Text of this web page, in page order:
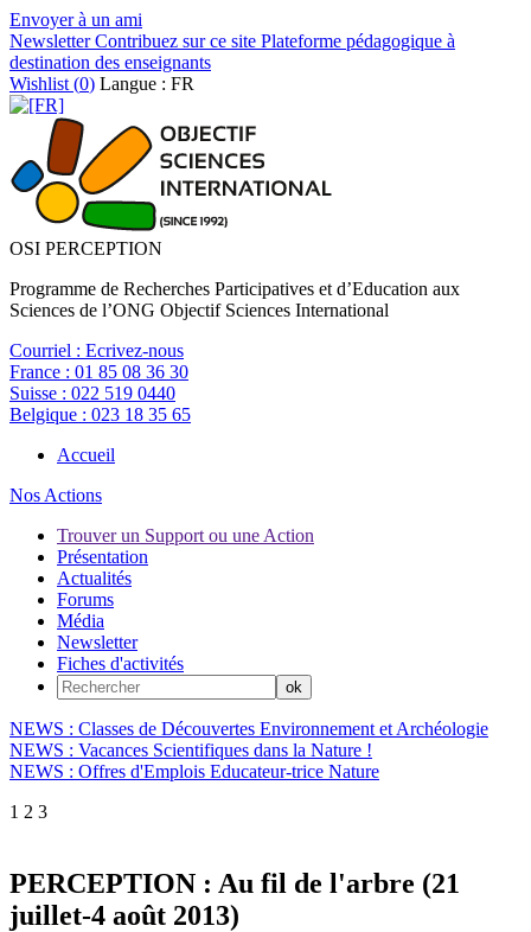
Envoyer à un ami
NewsletterContribuez sur ce site Plateforme pédagogique à
destination des enseignants
Wishlist (0) Langue : FR
OSI PERCEPTION
Programme de Recherches Participatives et d’Education aux
Sciences de l’ONG Objectif Sciences International
Courriel : Ecrivez-nous
France : 01 85 08 36 30
Suisse : 022 519 0440
Belgique : 023 18 35 65
Accueil
Nos Actions
Trouver un Support ou une Action
Présentation
Actualités
Forums
Média
Newsletter
Fiches d'activités
NEWS : Classes de Découvertes Environnement et Archéologie
NEWS : Vacances Scientifiques dans la Nature !
NEWS : Offres d'Emplois Educateur-trice Nature
1 2 3
PERCEPTION : Au fil de l'arbre (21
juillet-4 août 2013)